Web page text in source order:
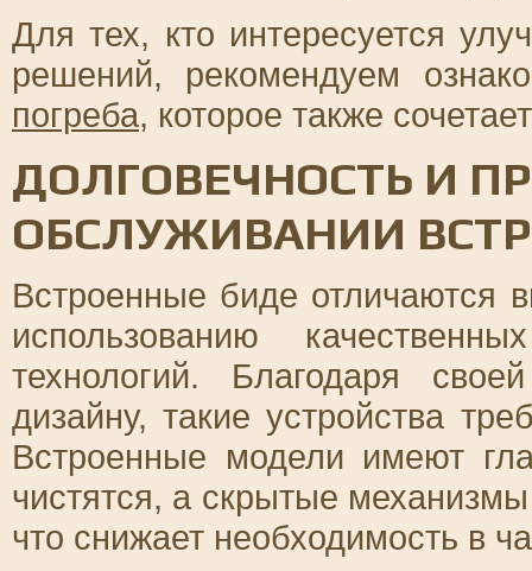
Для тех, кто интересуется
решений, рекомендуем
погреба, которое также
ДОЛГОВЕЧНОСТЬ И
ОБСЛУЖИВАНИИ
Встроенные биде отличаются
использованию
технологий. Благодаря
дизайну, такие устройства
Встроенные модели имеют
чистятся, а скрытые
что снижает необходимость в